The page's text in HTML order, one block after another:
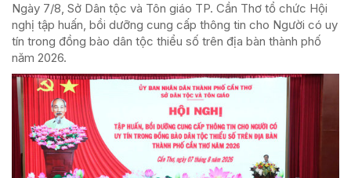
Ngày 7/8, Sở Dân tộc và Tôn giáo TP. Cần Thơ tổ chức Hội
nghị tập huấn, bồi dưỡng cung cấp thông tin cho Người có uy
tín trong đồng bào dân tộc thiểu số trên địa bàn thành phố
năm 2026.